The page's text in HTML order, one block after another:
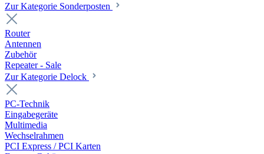
Zur Kategorie Sonderposten
Router
Antennen
Zubehör
Repeater - Sale
Zur Kategorie Delock
PC-Technik
Eingabegeräte
Multimedia
Wechselrahmen
PCI Express / PCI Karten